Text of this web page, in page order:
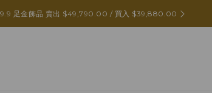
足金飾品 賣出 $49,790.00 / 買入 $39,880.00